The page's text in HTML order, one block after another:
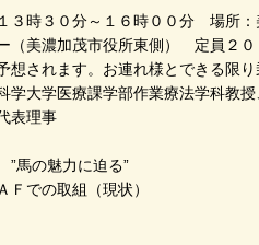
時３０分～１６時００分 場所：
（美濃加茂市役所東側） 定員２０
されます。お連れ様とできる限り
大学医療課学部作業療法学科教
表理事
馬の魅力に迫る”
での取組（現状）